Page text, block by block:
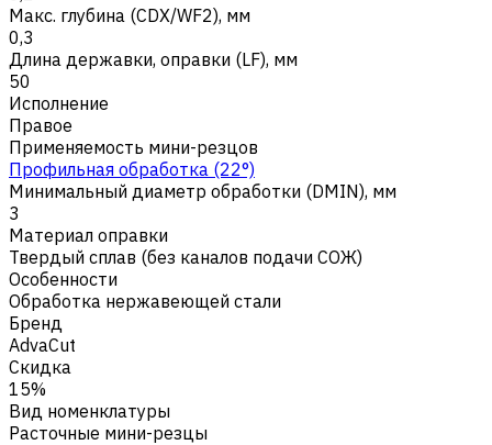
Макс. глубина (CDX/WF2), мм
0,3
Длина державки, оправки (LF), мм
50
Исполнение
Правое
Применяемость мини-резцов
Профильная обработка (22°)
Минимальный диаметр обработки (DMIN), мм
3
Материал оправки
Твердый сплав (без каналов подачи СОЖ)
Особенности
Обработка нержавеющей стали
Бренд
AdvaCut
Скидка
15%
Вид номенклатуры
Расточные мини-резцы